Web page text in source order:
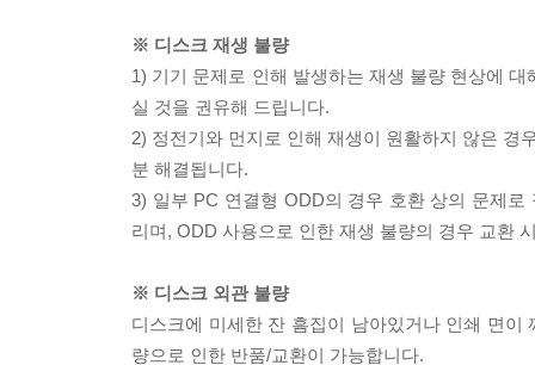
※ 디스크 재생 불량
1) 기기 문제로 인해 발생하는 재생 불량 현상에
실 것을 권유해 드립니다.
2) 정전기와 먼지로 인해 재생이 원활하지 않은 경
분 해결됩니다.
3) 일부 PC 연결형 ODD의 경우 호환 상의 문제
리며, ODD 사용으로 인한 재생 불량의 경우 교환
※ 디스크 외관 불량
디스크에 미세한 잔 흠집이 남아있거나 인쇄 면
량으로 인한 반품/교환이 가능합니다.